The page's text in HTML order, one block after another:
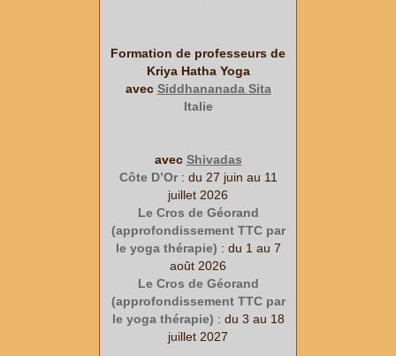
Formation de professeurs de
Kriya Hatha Yoga
avec Siddhananada Sita
Italie
avec Shivadas
Côte D’Or : du 27 juin au 11
juillet 2026
Le Cros de Géorand
(approfondissement TTC par
le yoga thérapie) : du 1 au 7
août 2026
Le Cros de Géorand
(approfondissement TTC par
le yoga thérapie) : du 3 au 18
juillet 2027